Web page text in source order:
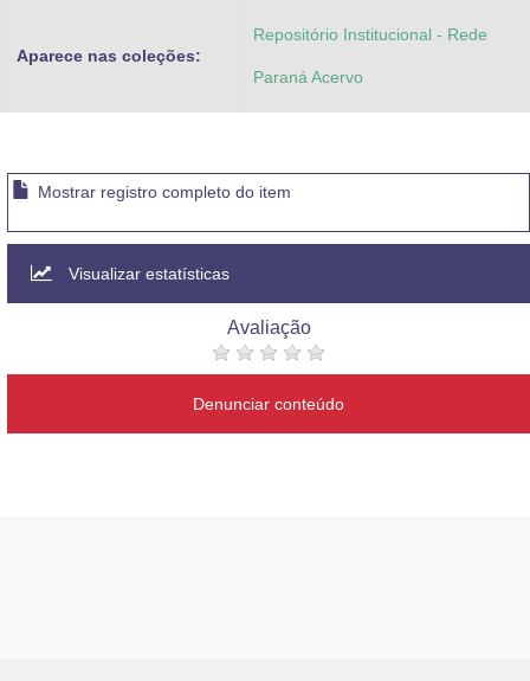
Aparece nas coleções:
Repositório Institucional - Rede
Paraná Acervo
Mostrar registro completo do item
Visualizar estatísticas
Avaliação
Denunciar conteúdo